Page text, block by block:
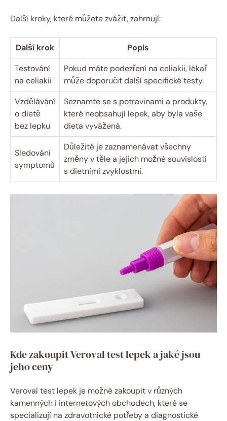
Další kroky, které můžete zvážit, zahrnují:
Další krok
Popis
Testování
na celiakii
Pokud máte podezření na celiakii, lékař
může doporučit další specifické testy.
Vzdělávání
o dietě
bez lepku
Seznamte se s potravinami a produkty,
které neobsahují lepek, aby byla vaše
dieta vyvážená.
Sledování
symptomů
Důležité je zaznamenávat všechny‍
změny v těle a jejich možné souvislosti
s dietními zvyklostmi.
Kde zakoupit Veroval test lepek a jaké jsou
jeho ceny
Veroval test lepek je možné zakoupit ​v různých⁤
kamenných i internetových obchodech, které se
specializují na zdravotnické potřeby a diagnostické